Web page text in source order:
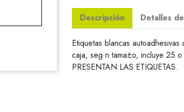
Descripción Detalles
Etiquetas blancas
caja, seg·n tama±o, incluye 25
PRESENTAN LAS ETIQUETAS.